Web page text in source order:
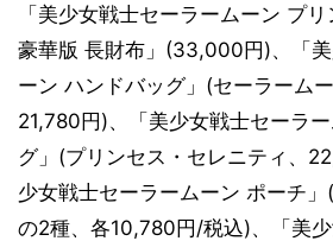
「美少女戦士セーラームーン プ
豪華版 長財布」(33,000円)、「
ーン ハンドバッグ」(セーラーム
21,780円)、「美少女戦士セーラ
グ」(プリンセス・セレニティ、
少女戦士セーラームーン ポーチ
の2種、各10,780円/税込)、「美